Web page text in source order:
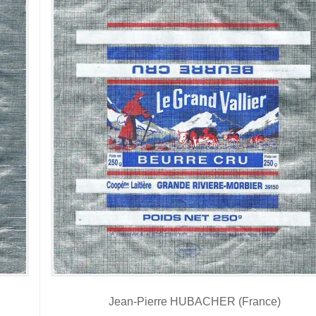
Jean-Pierre HUBACHER (France)